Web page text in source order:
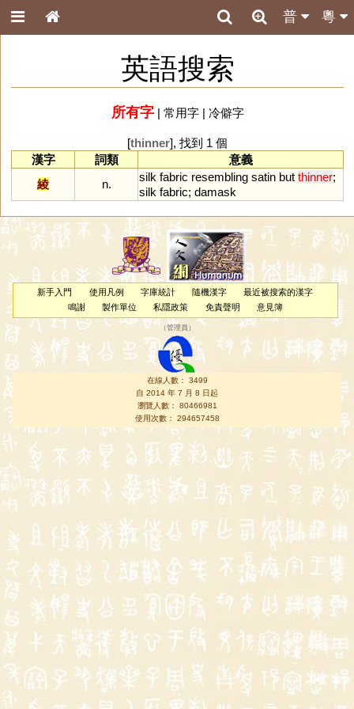
粵
普
英語搜索
所有字| 常用字| 冷僻字
[thinner], 找到 1 個
漢字
詞類
意義
綾
n.
silk fabric resembling satin but thinner;
silk fabric; damask
新手入門 使用凡例 字庫統計 隨機漢字
最近被搜索的漢字
鳴謝
製作單位 私隱政策 免責聲明 意見簿
（管理員 ）
在線人數： 3499
自 2014 年 7 月 8 日起
瀏覽人數： 80466981
使用次數： 294657458